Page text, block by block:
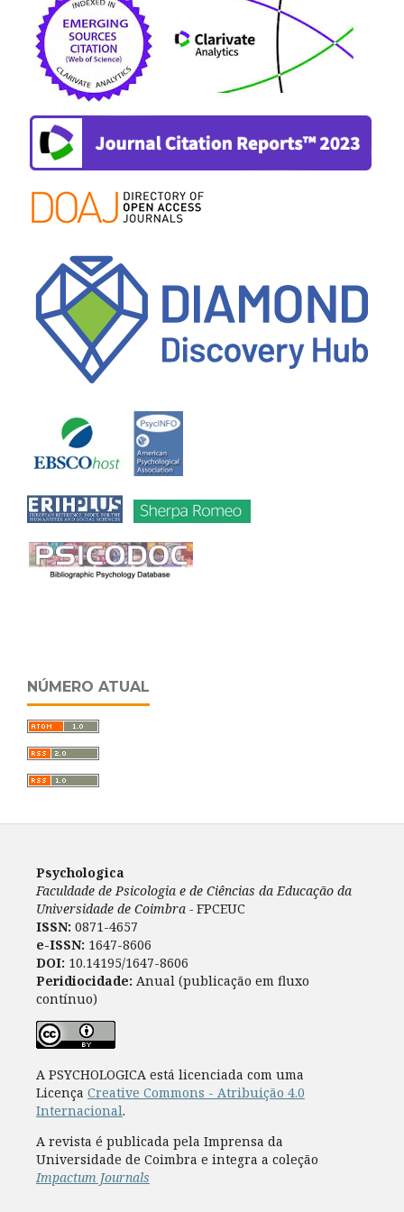
NÚMERO ATUAL
Psychologica
Faculdade de Psicologia e de Ciências da Educação da
Universidade de Coimbra - FPCEUC
ISSN: 0871-4657
e-ISSN: 1647-8606
DOI: 10.14195/1647-8606
Peridiocidade: Anual (publicação em fluxo
contínuo)
A PSYCHOLOGICA está licenciada com uma
Licença Creative Commons - Atribuição 4.0
Internacional.
A revista é publicada pela Imprensa da
Universidade de Coimbra e integra a coleção
Impactum Journals